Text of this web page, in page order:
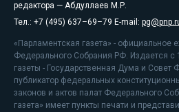
редактора — Абдуллаев М.Р.
Тел.: +7 (495) 637–69–79 E-mail:
«Парламентская газета» - официальное
Федерального Собрания РФ. Издается с
газеты - Государственная Дума и
публикатор федеральных
законов и актов палат Федерального
газета» имеет пункты печати и